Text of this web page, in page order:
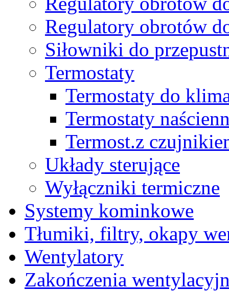
Regulatory obrotów
Siłowniki do
Termostaty
Termostaty do
Termostaty
Termost.z
Układy sterujące
Wyłączniki termiczne
Systemy kominkowe
Tłumiki, filtry, okapy
Wentylatory
Zakończenia